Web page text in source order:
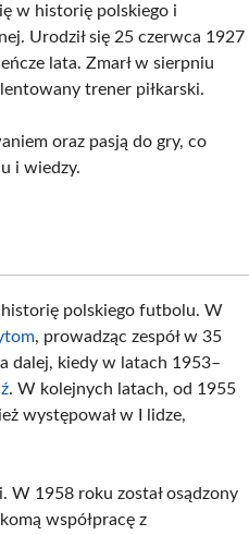
w historię polskiego i
Urodził się 25 czerwca 1927
lata. Zmarł w sierpniu
trener piłkarski.
oraz pasją do gry, co
i wiedzy.
polskiego futbolu. W
, prowadząc zespół w 35
dalej, kiedy w latach 1953–
. W kolejnych latach, od 1955
występował w I lidze,
W 1958 roku został osądzony
współpracę z